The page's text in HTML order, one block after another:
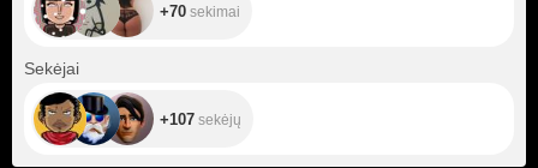
+70 sekimai
Sekėjai
+107 sekėjų